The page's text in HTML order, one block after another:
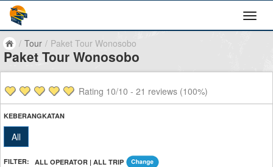
/ Tour / Paket Tour Wonosobo
Paket Tour Wonosobo
Rating 10/10 - 21 reviews (100%)
KEBERANGKATAN
All
FILTER: ALL OPERATOR | ALL TRIP